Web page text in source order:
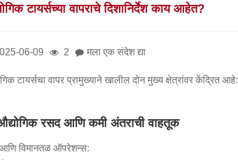
टायर्सच्या वापराचे दिशानिर्देश काय आहेत?
06-09 2 मला एक संदेश द्या
टायर्सचा वापर प्रामुख्याने खालील दोन मुख्य क्षेत्रांवर केंद्रित आहे:
रसद आणि कमी अंतराची वाहतूक
विमानतळ ऑपरेशन्स: